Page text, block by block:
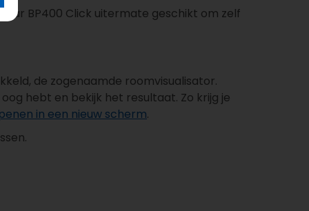
BP400 Click uitermate geschikt om zelf
de zogenaamde roomvisualisator.
hebt en bekijk het resultaat. Zo krijg je
in een nieuw scherm.